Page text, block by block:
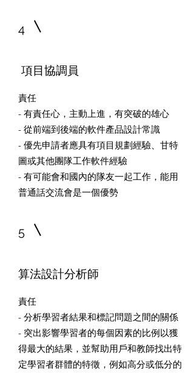
4
項目協調員
責任
- 有責任心，主動上進，有突破的雄心
- 從前端到後端的軟件產品設計常識
- 優先申請者應具有項目規劃經驗、甘特
圖或其他團隊工作軟件經驗
- 有可能會和國內的隊友一起工作，能用
普通話交流會是一個優勢
5
算法設計分析師
責任
- 分析學習者結果和標記問題之間的關係
- 突出影響學習者的每個因素的比例以獲
得最大的結果，並幫助用戶和教師找出特
定學習者群體的特徵，例如高分或低分的